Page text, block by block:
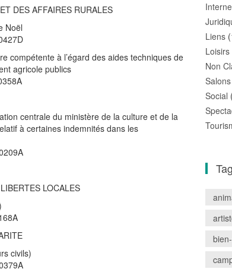
DES AFFAIRES RURALES
Noël
compétente à l’égard des aides techniques de
agricole publics
centrale du ministère de la culture et de la
à certaines indemnités dans les
LOCALES
civils)
Liens
Loisirs
Non
Salons
Social